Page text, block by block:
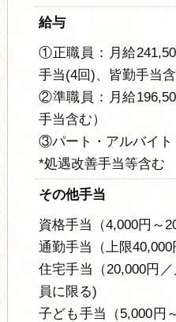
給与
①正職員：月給
手当(4回)、皆勤手当含
②準職員：月給
手当含む）
③パート・アルバイト
*処遇改善手当等含む
その他手当
資格手当（4,000円～
通勤手当（上限40,000
住宅手当（20,000円
員に限る)
子ども手当（5,000円